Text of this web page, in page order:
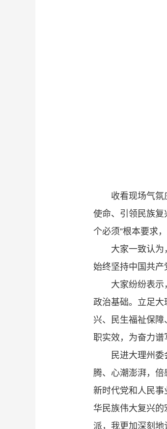
收看现场气
使命、引领民族复
个必须”根本要求
大家一致认为
始终坚持中国共产
大家纷纷表示
政治基础。立足大
兴、民生福祉保
职实效，为奋力谱
民进大理州
腾、心潮澎湃，
新时代党和人民
华民族伟大复兴
派，我更加深刻